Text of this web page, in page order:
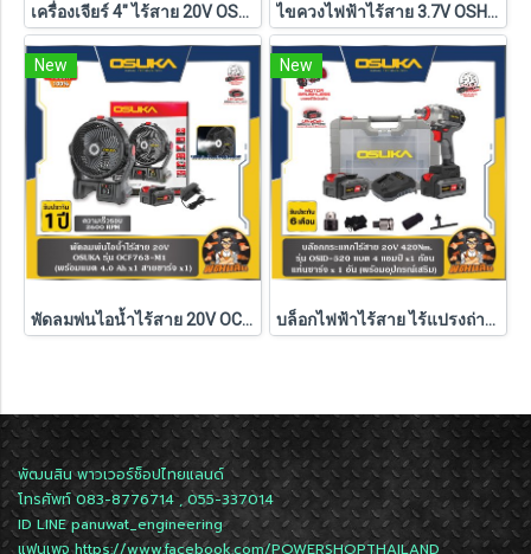
เครื่องเจียร์ 4" ไร้สาย 20V OSUKA รุ่น OCAG746 (รุ่นครบเซ็ตและเครื่องเปล่า) รับประกัน 6 เดือน ไขควงไฟฟ้าไร้สาย 3.7V OSHT2001 OSUKA
New
พัดลมพ่นไอน้ำไร้สาย 20V OCF763-M1 OSUKA (ครบชุด/ตัวเปล่า)
New
บล็อกไฟฟ้าไร้สาย ไร้แปรงถ่าน 20V OSUKA (แบต 4.0Ah.2 ก้อน) รุ่น OSID-520 (รับประกันศูนย์ 6 เดือน)
พัฒนสิน พาวเวอร์ช็อปไทยแลนด์
โทรศัพท์ 083-8776714 , 055-337014
ID LINEpanuwat_engineering
แฟนเพจhttps://www.facebook.com/POWERSHOPTHAILAND